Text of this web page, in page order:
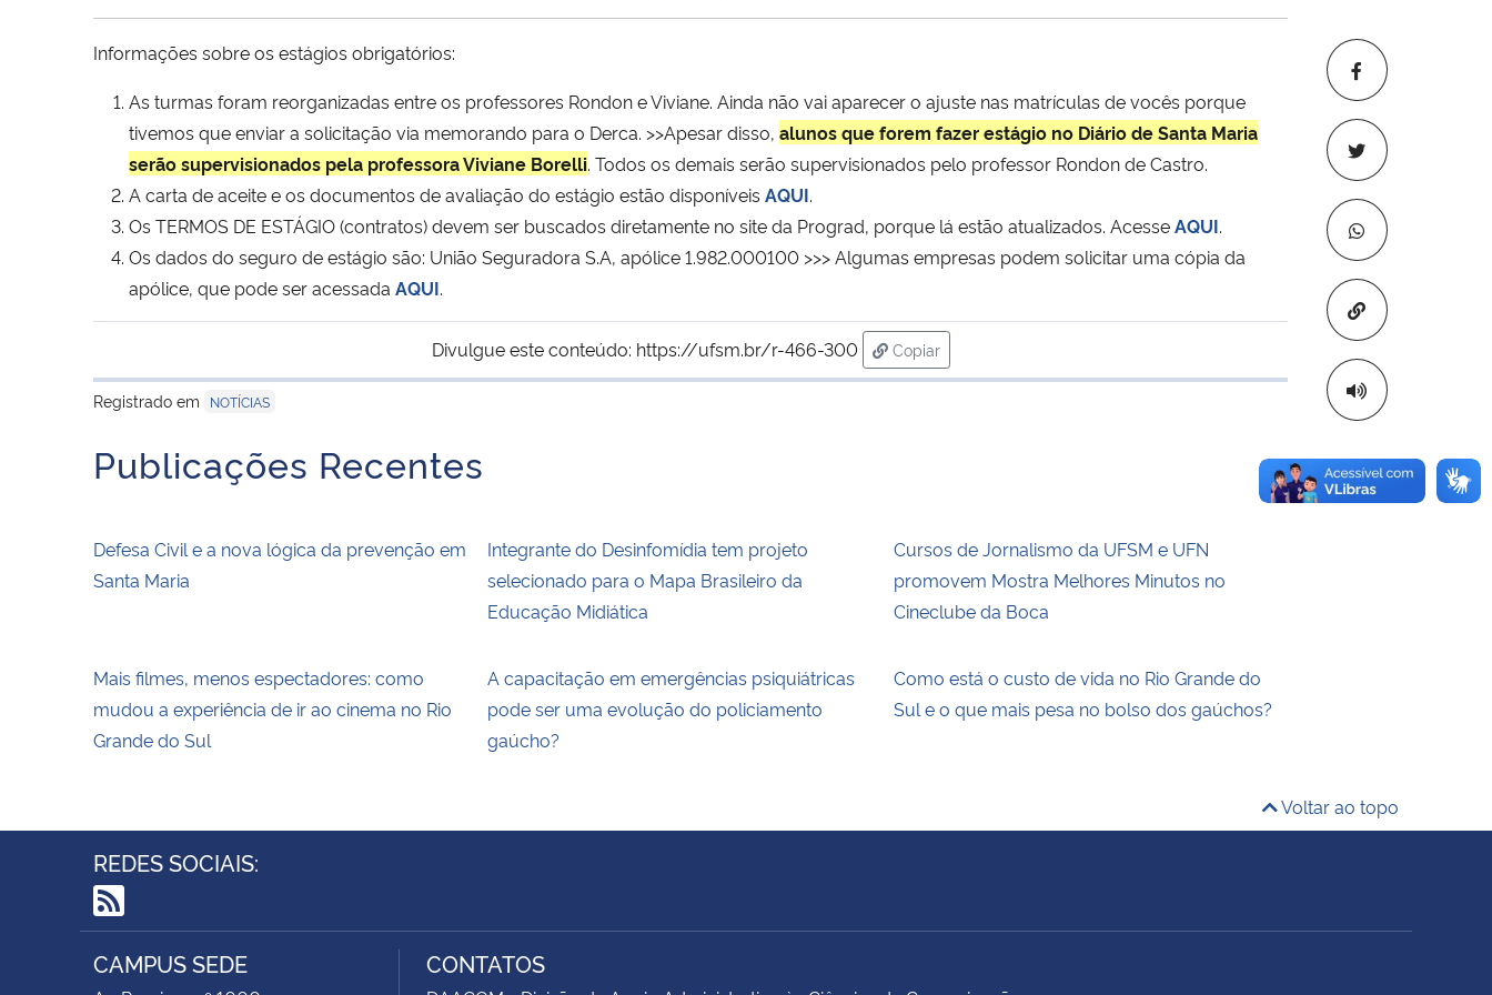
Copiar para
Informações sobre os estágios obrigatórios:
As turmas foram reorganizadas entre os professores Rondon e Viviane. Ainda não vai aparecer o ajuste nas matrículas de vocês porque
tivemos que enviar a solicitação via memorando para o Derca. >>Apesar disso, alunos que forem fazer estágio no Diário de Santa Maria
serão supervisionados pela professora Viviane Borelli. Todos os demais serão supervisionados pelo professor Rondon de Castro.
A carta de aceite e os documentos de avaliação do estágio estão disponíveis AQUI.
Os TERMOS DE ESTÁGIO (contratos) devem ser buscados diretamente no site da Prograd, porque lá estão atualizados. AcesseAQUI.
Os dados do seguro de estágio são: União Seguradora S.A, apólice 1.982.000100 >>> Algumas empresas podem solicitar uma cópia da
apólice, que pode ser acessada AQUI.
Divulgue este conteúdo: https://ufsm.br/r-466-300
Copiar
para área de transferência
Registrado em
NOTÍCIAS
Publicações Recentes
Defesa Civil e a nova lógica da prevenção em
Santa Maria
Integrante do Desinfomídia tem projeto
selecionado para o Mapa Brasileiro da
Educação Midiática
Cursos de Jornalismo da UFSM e UFN
promovem Mostra Melhores Minutos no
Cineclube da Boca
Mais filmes, menos espectadores: como
mudou a experiência de ir ao cinema no Rio
Grande do Sul
A capacitação em emergências psiquiátricas
pode ser uma evolução do policiamento
gaúcho?
Como está o custo de vida no Rio Grande do
Sul e o que mais pesa no bolso dos gaúchos?
Voltar ao topo
REDES SOCIAIS:
RSS
CAMPUS SEDE CONTATOS